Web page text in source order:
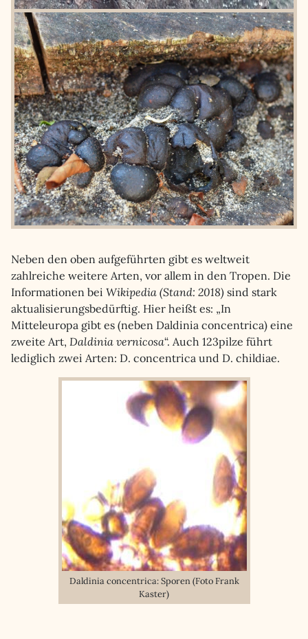
Neben den oben aufgeführten gibt es weltweit
zahlreiche weitere Arten, vor allem in den Tropen. Die
Informationen bei Wikipedia (Stand: 2018) sind stark
aktualisierungsbedürftig. Hier heißt es: „In
Mitteleuropa gibt es (neben Daldinia concentrica) eine
zweite Art, Daldinia vernicosa“. Auch 123pilze führt
lediglich zwei Arten: D. concentrica und D. childiae.
Daldinia concentrica: Sporen (Foto Frank
Kaster)